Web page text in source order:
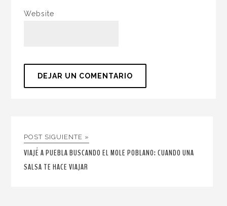
Website
POST SIGUIENTE »
VIAJÉ A PUEBLA BUSCANDO EL MOLE POBLANO: CUANDO UNA
SALSA TE HACE VIAJAR